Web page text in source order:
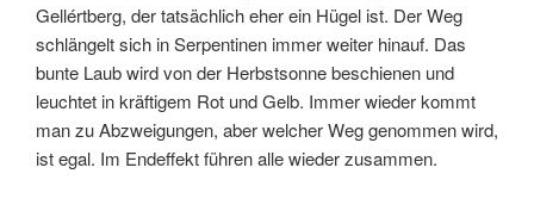
Gellértberg, der tatsächlich eher ein Hügel ist. Der Weg
schlängelt sich in Serpentinen immer weiter hinauf. Das
bunte Laub wird von der Herbstsonne beschienen und
leuchtet in kräftigem Rot und Gelb. Immer wieder kommt
man zu Abzweigungen, aber welcher Weg genommen wird,
ist egal. Im Endeffekt führen alle wieder zusammen.